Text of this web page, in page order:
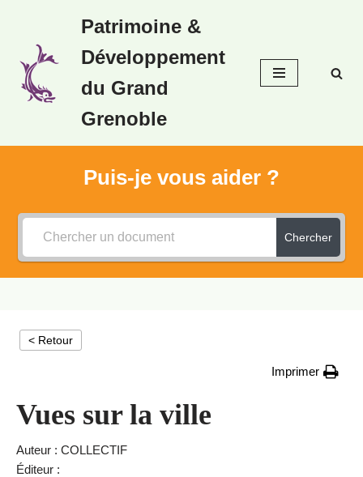
au
contenu
Patrimoine &
Développement
du Grand
Grenoble
Puis-je vous aider ?
Chercher
< Retour
Imprimer
Vues sur la ville
Auteur : COLLECTIF
Éditeur :